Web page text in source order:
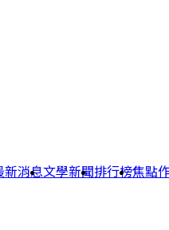
新消息文學新聞排行榜焦點